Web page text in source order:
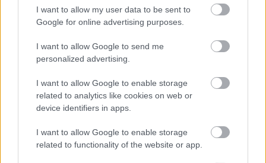
I want to allow my user data to be sent to
Google for online advertising purposes.
I want to allow Google to send me
personalized advertising.
I want to allow Google to enable storage
related to analytics like cookies on web or
device identifiers in apps.
I want to allow Google to enable storage
related to functionality of the website or app.
προσαρμόζονται στις αλλαγές και να χτίζουν μια
ώριμη και σταθερή σχέση με την πάροδο του
χρόνου. Η ωρίμανση του εγκεφάλου μπορεί
πράγματι να μας βοηθήσει να παίρνουμε πιο
συνειδητές αποφάσεις, όμως το αν μια σχέση θα
συνεχιστεί ή θα τελειώσει εξαρτάται από πολλούς
περισσότερους παράγοντες:
διαχείρισης των δυσκολιών και τη διάθεση δύο